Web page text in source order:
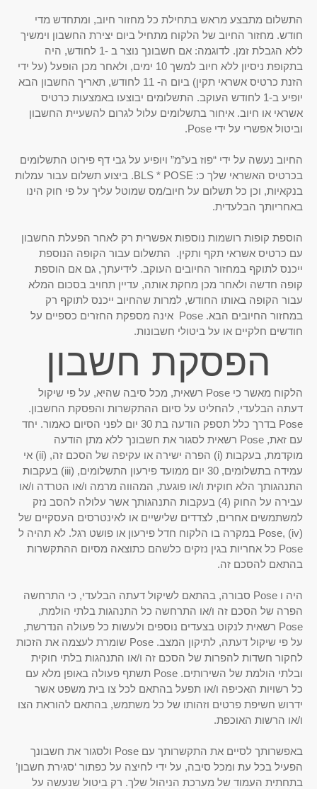
התשלום מתבצע מראש בתחילת כל מחזור חיוב, ומתחדש מדי
חודש. מחזור החיוב של הלקוח מתחיל ביום יצירת החשבון וימשיך
ללא הגבלת זמן. לדוגמה: אם חשבונך נוצר ב -1 לחודש, היה
בתקופת ניסיון ללא חיוב למשך 10 ימים, ולאחר מכן הופעל (על ידי
הזנת כרטיס אשראי תקין) ביום ה- 11 לחודש, תאריך החשבון הבא
יופיע ב-1 לחודש העוקב. התשלומים יבוצעו באמצעות כרטיס
אשראי או חיוב. איחור בתשלומים עלול לגרום להשעיית החשבון
וביטול אפשרי על ידי Pose.
החיוב נעשה על ידי “פוז בע”מ” ויופיע על גבי דף פירוט התשלומים
בכרטיס האשראי שלך כ: BLS * POSE. ביצוע תשלום עבור עמלות
בנקאיות, וכן כל תשלום על חיוב/מס שמוטל עליך על פי חוק הינו
באחריותך הבלעדית.
הוספת קופות רושמות נוספות אפשרית רק לאחר הפעלת החשבון
עם כרטיס אשראי תקף ותקין. התשלום עבור הקופה הנוספת
ייכנס לתוקף במחזור החיובים העוקב. לידיעתך, גם אם הוספת
קופה חדשה ולאחר מכן מחקת אותה, עדיין תחויב בסכום המלא
עבור הקופה באותו החודש, למרות שהחיוב ייכנס לתוקף רק
במחזור החיובים הבא. Pose אינה מספקת החזרים כספיים על
חודשים חלקיים או על ביטולי חשבונות.
הפסקת חשבון
הלקוח מאשר כי Pose רשאית, מכל סיבה שהיא, על פי שיקול
דעתה הבלעדי, להחליט על סיום ההתקשרות והפסקת החשבון.
Pose בדרך כלל תספק הודעה בת 30 יום לפני הסיום כאמור. יחד
עם זאת, Pose רשאית לסגור את חשבונך ללא מתן הודעה
מוקדמת, בעקבות (i) הפרה ישירה או עקיפה של הסכם זה, (ii) אי
עמידה בתשלומים, 30 יום ממועד פירעון התשלומים, (iii) בעקבות
התנהגותך הלא חוקית ו/או פוגעת, המהווה מרמה ו/או הטרדה ו/או
עבירה על החוק (4) בעקבות התנהגותך אשר עלולה להסב נזק
למשתמשים אחרים, לצדדים שלישיים או לאינטרסים העסקיים של
Pose, (iv) במקרה בו הלקוח חדל פירעון או פושט רגל. לא תהיה ל
Pose כל אחריות בגין נזקים כלשהם כתוצאה מסיום ההתקשרות
בהתאם להסכם זה.
היה ו Pose סבורה, בהתאם לשיקול דעתה הבלעדי, כי התרחשה
הפרה של הסכם זה ו/או התרחשה כל התנהגות בלתי הולמת,
Pose רשאית לנקוט בצעדים נוספים ולעשות כל פעולה הנדרשת,
על פי שיקול דעתה, לתיקון המצב. Pose שומרת לעצמה את הזכות
לחקור חשדות להפרות של הסכם זה ו/או התנהגות בלתי חוקית
ובלתי הולמת של השירותים. Pose תשתף פעולה באופן מלא עם
כל רשויות האכיפה ו/או תפעל בהתאם לכל צו בית משפט אשר
ידרוש חשיפת פרטים וזהותו של כל משתמש, בהתאם להוראת הצו
ו/או הרשות האוכפת.
באפשרותך לסיים את התקשרותך עם Pose ולסגור את חשבונך
הפעיל בכל עת ומכל סיבה, על ידי לחיצה על כפתור ‘סגירת חשבון’
בתחתית העמוד של מערכת הניהול שלך. רק ביטול שנעשה על